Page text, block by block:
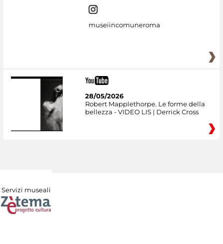
museiincomuneroma
28/05/2026
Robert Mapplethorpe. Le forme della
bellezza - VIDEO LIS | Derrick Cross
Servizi museali